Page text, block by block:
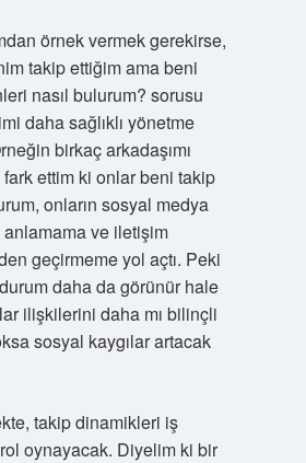
örnek vermek gerekirse,
takip ettiğim ama beni
nasıl bulurum? sorusu
daha sağlıklı yönetme
birkaç arkadaşımı
ettim ki onlar beni takip
onların sosyal medya
anlamama ve iletişim
geçirmeme yol açtı. Peki
daha da görünür hale
ilişkilerini daha mı bilinçli
sosyal kaygılar artacak
takip dinamikleri iş
oynayacak. Diyelim ki bir